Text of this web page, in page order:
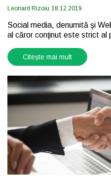
Leonard Rizoiu 18.12.2019
Social media, denumită şi
al căror conţinut este strict al
Citește mai mult